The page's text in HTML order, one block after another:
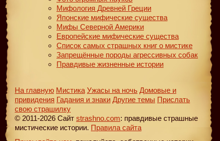
Мифология Древней Греции
Японские мифические существа
Мифы Северной Америки
Европейские мифические существа
Список самых страшных книг о мистике
Запрещённые породы агрессивных собак
Правдивые жизненные истории
На главную Мистика Ужасы на ночь Домовые и
привидения Гадания и знаки Другие темы Прислать
свою страшилку
© 2011-2026 Сайт strashno.com: правдивые страшные
мистические истории. Правила сайта